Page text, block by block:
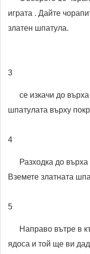
играта . Дайте
златен шпатула.
3
се изкачи до
шпатулата върху
4
Разходка до
Вземете златната
5
Направо вътре в
ядоса и той ще ви